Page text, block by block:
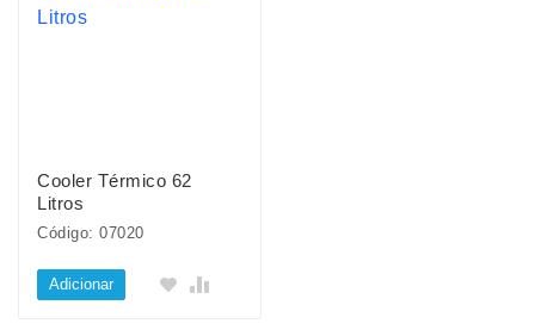
Cooler Térmico 62
Litros
Código: 07020
Adicionar